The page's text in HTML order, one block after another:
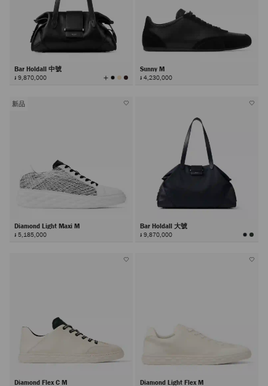
Bar Holdall 中號
៛ 9,870,000 查
看
Sunny M
៛ 4,230,000
新品
Diamond Light Maxi M
៛ 5,185,000
Bar Holdall 大號
៛ 9,870,000
Diamond Flex C M Diamond Light Flex M